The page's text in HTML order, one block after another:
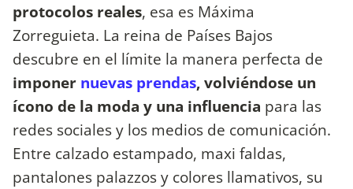
protocolos reales, esa es Máxima
Zorreguieta. La reina de Países Bajos
descubre en el límite la manera perfecta de
imponer nuevas prendas, volviéndose un
ícono de la moda y una influencia para las
redes sociales y los medios de comunicación.
Entre calzado estampado, maxi faldas,
pantalones palazzos y colores llamativos, su